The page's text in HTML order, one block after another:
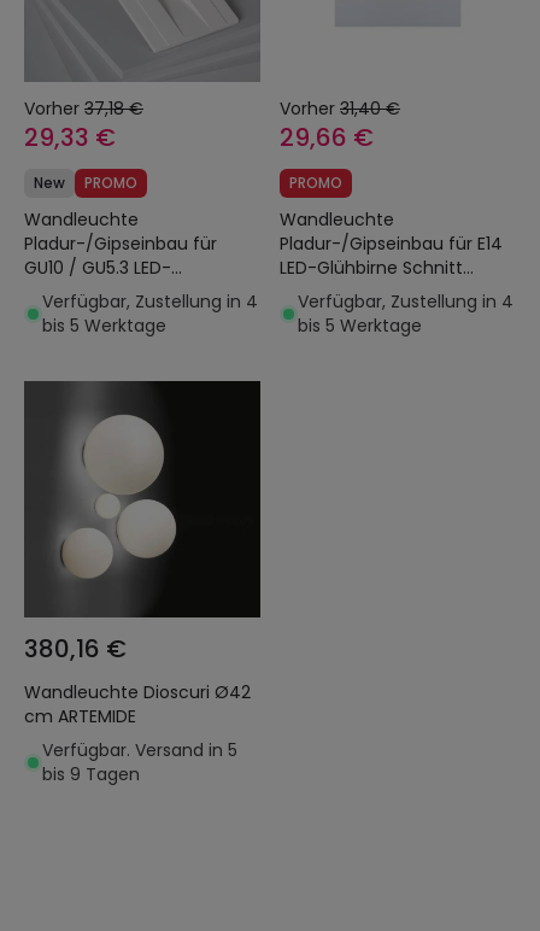
Vorher 37,18 €
29,33 €
New PROMO
Wandleuchte
Pladur-/Gipseinbau für
GU10 / GU5.3 LED-
Glühbirnen Schnitt 503x203
mm
Verfügbar, Zustellung in 4
bis 5 Werktage
Vorher 31,40 €
29,66 €
PROMO
Wandleuchte
Pladur-/Gipseinbau für E14
LED-Glühbirne Schnitt
313x253 mm
Verfügbar, Zustellung in 4
bis 5 Werktage
380,16 €
Wandleuchte Dioscuri Ø42
cm ARTEMIDE
Verfügbar. Versand in 5
bis 9 Tagen